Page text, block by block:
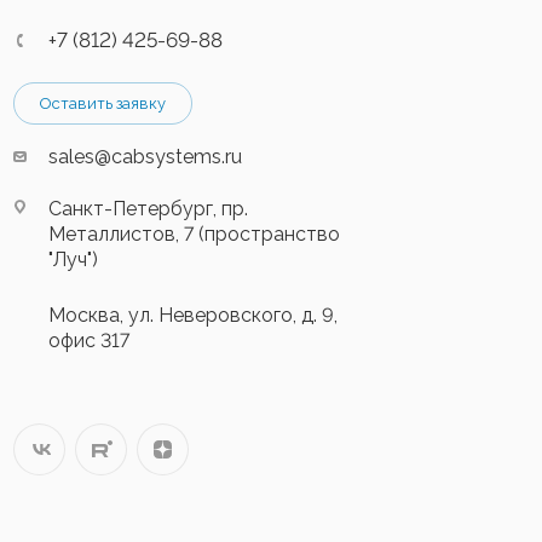
+7 (812) 425-69-88
Оставить заявку
sales@cabsystems.ru
Санкт-Петербург, пр.
Металлистов, 7 (пространство
"Луч")
Москва, ул. Неверовского, д. 9,
офис 317